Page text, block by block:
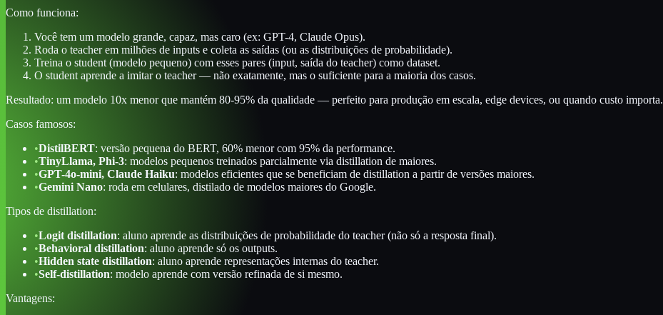
Como funciona:
Você tem um modelo grande, capaz, mas caro (ex: GPT-4, Claude Opus).
Roda o teacher em milhões de inputs e coleta as saídas (ou as distribuições de probabilidade).
Treina o student (modelo pequeno) com esses pares (input, saída do teacher) como dataset.
O student aprende a imitar o teacher — não exatamente, mas o suficiente para a maioria dos casos.
Resultado: um modelo 10x menor que mantém 80-95% da qualidade — perfeito para produção em escala, edge devices, ou quando custo importa.
Casos famosos:
•DistilBERT: versão pequena do BERT, 60% menor com 95% da performance.
•TinyLlama, Phi-3: modelos pequenos treinados parcialmente via distillation de maiores.
•GPT-4o-mini, Claude Haiku: modelos eficientes que se beneficiam de distillation a partir de versões maiores.
•Gemini Nano: roda em celulares, distilado de modelos maiores do Google.
Tipos de distillation:
•Logit distillation: aluno aprende as distribuições de probabilidade do teacher (não só a resposta final).
•Behavioral distillation: aluno aprende só os outputs.
•Hidden state distillation: aluno aprende representações internas do teacher.
•Self-distillation: modelo aprende com versão refinada de si mesmo.
Vantagens: